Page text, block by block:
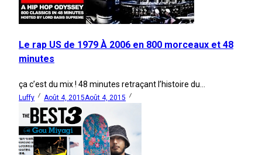
Le rap US de 1979 À 2006 en 800 morceaux et 48
minutes
ça c’est du mix ! 48 minutes retraçant l’histoire du...
Luffy Août 4, 2015Août 4, 2015